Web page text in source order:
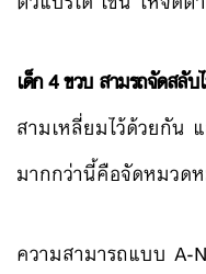
เด็ก 4 ขวบ สามรถจัดสลับ
สามเหลี่ยมไว้ด้วยกัน
มากกว่านี้คือจัดหมวด
ความสามารถแบบ A-